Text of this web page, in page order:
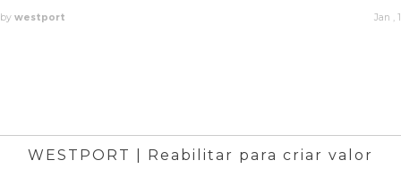
by westport Jan , 1
WESTPORT | Reabilitar para criar valor